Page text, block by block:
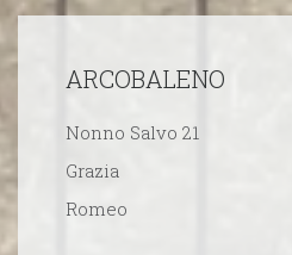
ARCOBALENO
Nonno Salvo 21
Grazia
Romeo